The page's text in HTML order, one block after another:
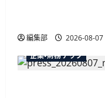
編集部
2026-08-07
企業・財務テック